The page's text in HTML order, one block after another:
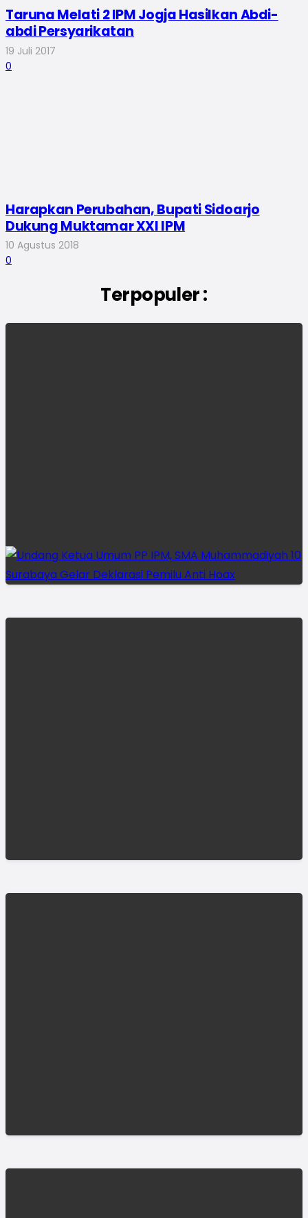
Taruna Melati 2 IPM Jogja Hasilkan Abdi-
abdi Persyarikatan
19 Juli 2017
0
Harapkan Perubahan, Bupati Sidoarjo
Dukung Muktamar XXI IPM
10 Agustus 2018
0
Terpopuler :